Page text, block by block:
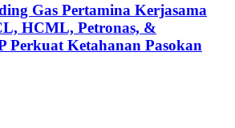
Gas Pertamina Kerjasama
HCML, Petronas, &
Perkuat Ketahanan Pasokan